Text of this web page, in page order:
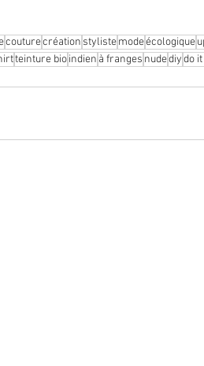
couturecréation stylistemodeécologique
teinture bioindien à franges nudediydo